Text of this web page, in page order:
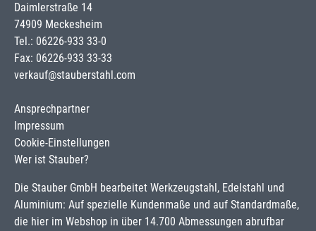
Daimlerstraße 14
74909 Meckesheim
Tel.: 06226-933 33-0
Fax: 06226-933 33-33
verkauf@stauberstahl.com
Ansprechpartner
Impressum
Cookie-Einstellungen
Wer ist Stauber?
Die Stauber GmbH bearbeitet Werkzeugstahl, Edelstahl und
Aluminium: Auf spezielle Kundenmaße und auf Standardmaße,
die hier im Webshop in über 14.700 Abmessungen abrufbar